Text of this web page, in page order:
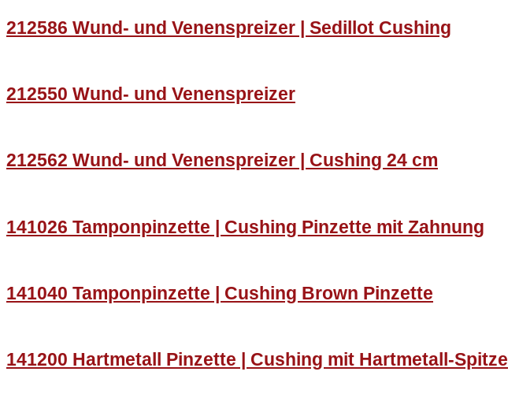
212586 Wund- und Venenspreizer | Sedillot Cushing
212550 Wund- und Venenspreizer
212562 Wund- und Venenspreizer | Cushing 24 cm
141026 Tamponpinzette | Cushing Pinzette mit Zahnung
141040 Tamponpinzette | Cushing Brown Pinzette
141200 Hartmetall Pinzette | Cushing mit Hartmetall-Spitze